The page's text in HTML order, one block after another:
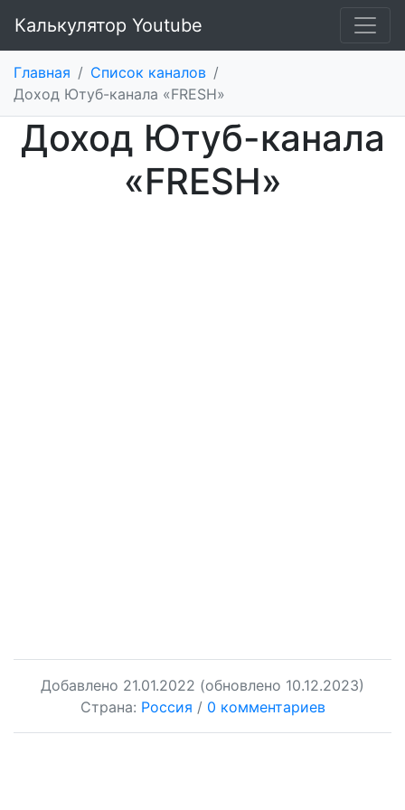
Калькулятор Youtube
Главная / Список каналов /
Доход Ютуб-канала «FRESH»
Доход Ютуб-канала
«FRESH»
Добавлено 21.01.2022 (обновлено 10.12.2023)
Страна: Россия / 0 комментариев